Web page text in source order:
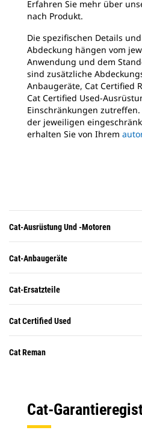
Erfahren Sie mehr über
nach Produkt.
Die spezifischen Details
Abdeckung hängen vom
Anwendung und dem
sind zusätzliche
Anbaugeräte, Cat Certified
Cat Certified Used-
Einschränkungen
der jeweiligen
erhalten Sie von Ihrem
Cat-Ausrüstung Und -Motoren
Cat-Anbaugeräte
Cat-Ersatzteile
Cat Certified Used
Cat Reman
Cat-